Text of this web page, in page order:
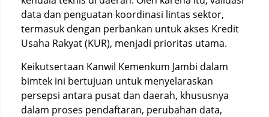
data dan penguatan koordinasi lintas sektor,
termasuk dengan perbankan untuk akses Kredit
Usaha Rakyat (KUR), menjadi prioritas utama.
Keikutsertaan Kanwil Kemenkum Jambi dalam
bimtek ini bertujuan untuk menyelaraskan
persepsi antara pusat dan daerah, khususnya
dalam proses pendaftaran, perubahan data,